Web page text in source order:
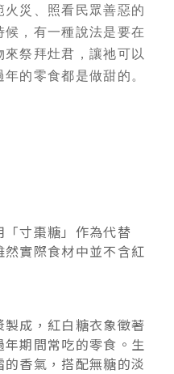
災、照看民眾善惡的
，有一種說法是要在
祭拜灶君，讓祂可以
的零食都是做甜的。
寸棗糖」作為代替
實際食材中並不含紅
成，紅白糖衣象徵著
期間常吃的零食。生
香氣，搭配無糖的淡